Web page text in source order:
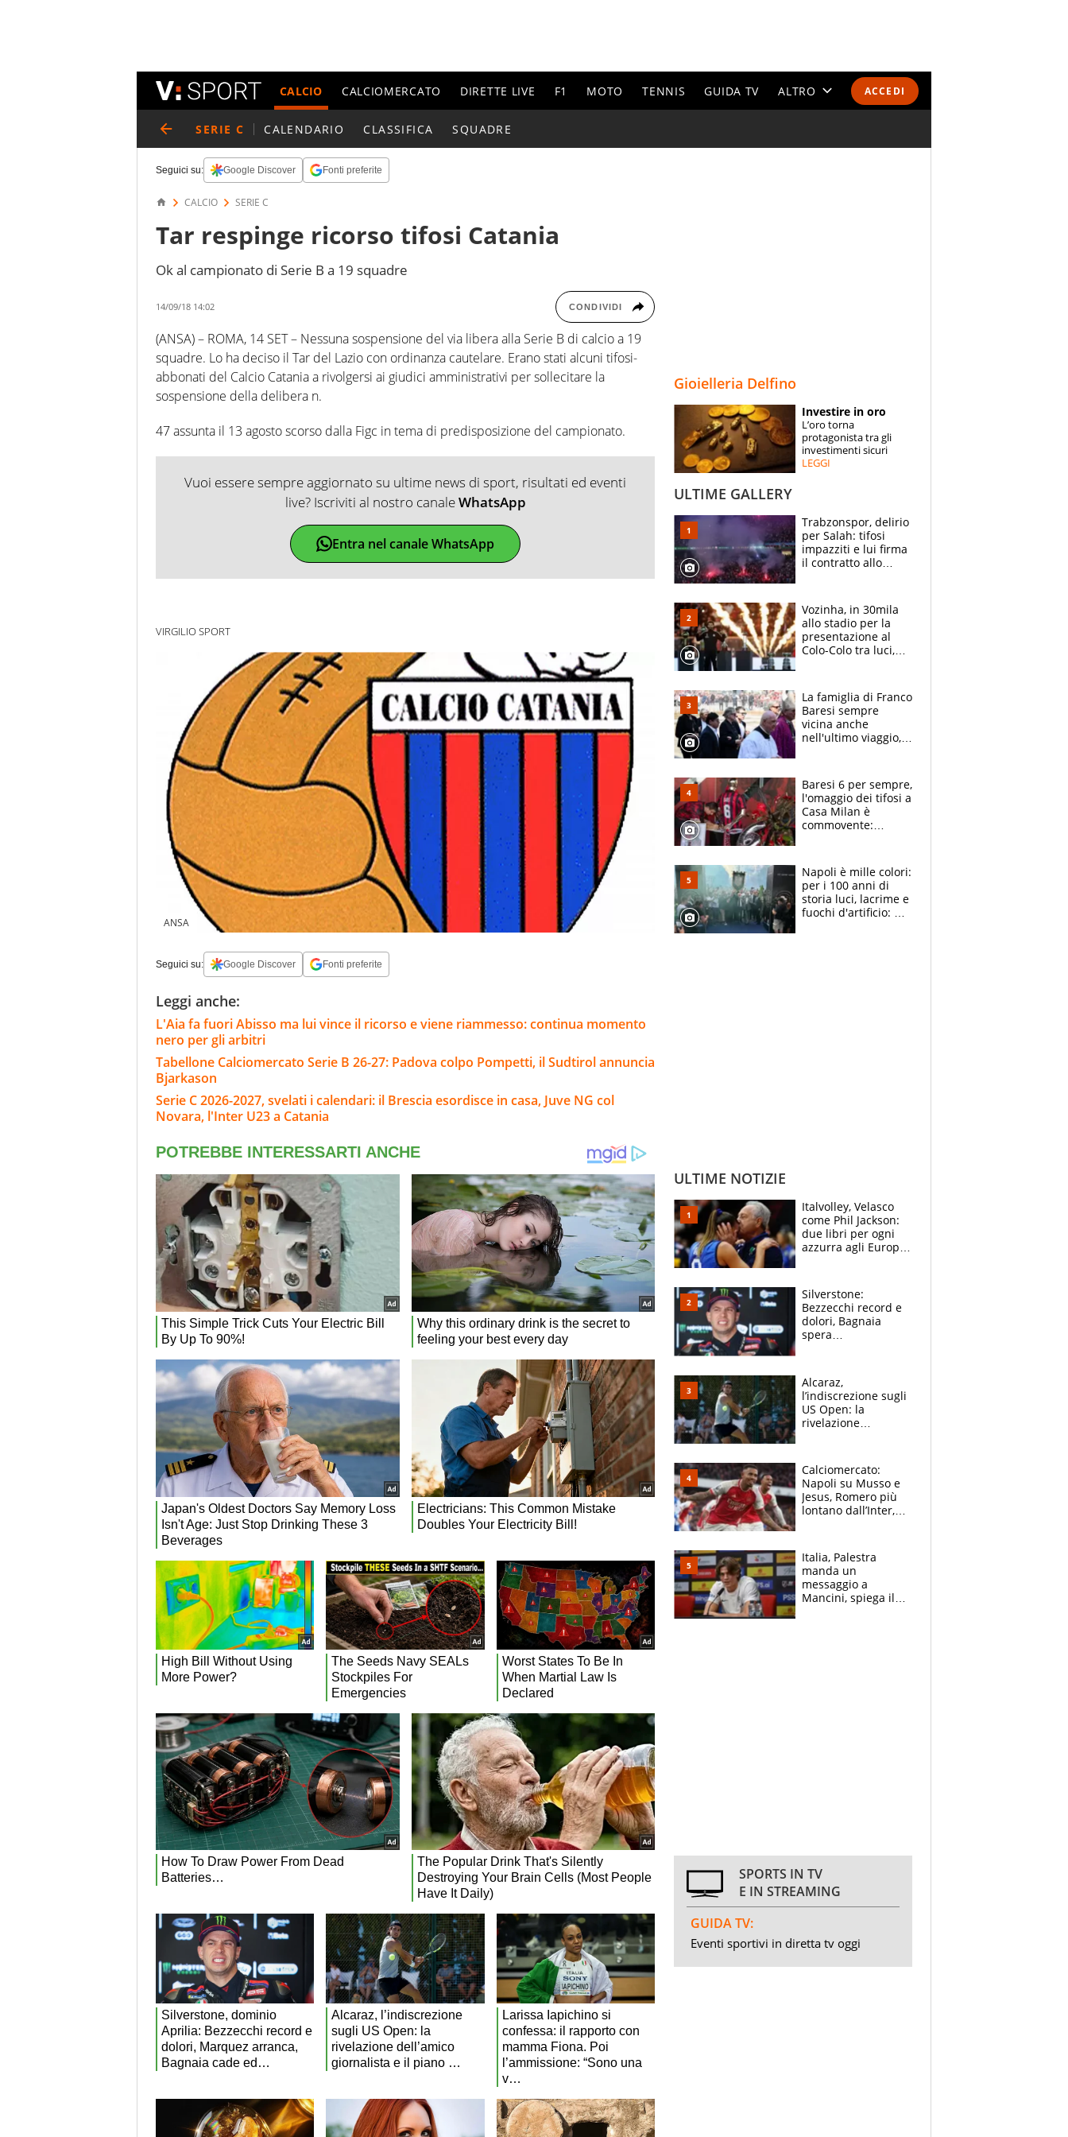
ACCEDI
CALCIO CALCIOMERCATO DIRETTE LIVE F1 MOTO TENNIS GUIDA TV ALTRO
ESPERTI
CONTATTI
SERIE C CALENDARIO CLASSIFICA SQUADRE
Seguici su: Google Discover Fonti preferite
CALCIO SERIE C
Tar respinge ricorso tifosi Catania
Ok al campionato di Serie B a 19 squadre
14/09/18 14:02 CONDIVIDI
(ANSA) – ROMA, 14 SET – Nessuna sospensione del via libera alla Serie B di calcio a 19
squadre. Lo ha deciso il Tar del Lazio con ordinanza cautelare. Erano stati alcuni tifosi-
abbonati del Calcio Catania a rivolgersi ai giudici amministrativi per sollecitare la
sospensione della delibera n.
47 assunta il 13 agosto scorso dalla Figc in tema di predisposizione del campionato.
Vuoi essere sempre aggiornato su ultime news di sport, risultati ed eventi
live? Iscriviti al nostro canaleWhatsApp
Entra nel canale WhatsApp
VIRGILIO SPORT
ANSA
Seguici su: Google Discover Fonti preferite
Leggi anche:
L'Aia fa fuori Abisso ma lui vince il ricorso e viene riammesso: continua momento
nero per gli arbitri
Tabellone Calciomercato Serie B 26-27: Padova colpo Pompetti, il Sudtirol annuncia
Bjarkason
Serie C 2026-2027, svelati i calendari: il Brescia esordisce in casa, Juve NG col
Novara, l'Inter U23 a Catania
Gioielleria Delfino
Investire in oro
L’oro torna
protagonista tra gli
investimenti sicuri
LEGGI
ULTIME GALLERY
Trabzonspor, delirio
per Salah: tifosi
impazziti e lui firma
il contratto allo
Vozinha, in 30mila
allo stadio per la
presentazione al
Colo-Colo tra luci,
La famiglia di Franco
Baresi sempre
vicina anche
nell'ultimo viaggio,
circondati
dall'affetto dei tifosi
Baresi 6 per sempre,
l'omaggio dei tifosi a
Casa Milan è
commovente:
bigliettini
Napoli è mille colori:
per i 100 anni di
storia luci, lacrime e
fuochi d'artificio: De
ULTIME NOTIZIE
Italvolley, Velasco
come Phil Jackson:
due libri per ogni
azzurra agli Europei.
Silverstone:
Bezzecchi record e
dolori, Bagnaia
spera
e vota Aprilia
Alcaraz,
l’indiscrezione sugli
US Open: la
rivelazione
B. Rune verso la
rinuncia
Calciomercato:
Napoli su Musso e
Jesus, Romero più
lontano dall’Inter,
tabellone
Italia, Palestra
manda un
messaggio a
Mancini, spiega il
SPORTS IN TV
E IN STREAMING
GUIDA TV:
Eventi sportivi in diretta tv oggi